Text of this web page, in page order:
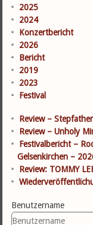
2025
2024
Konzertbericht
2026
Bericht
2019
2023
Festival
Review –
Review – Unholy
Festivalbericht –
Gelsenkirchen –
Review: TOMMY
Benutzername